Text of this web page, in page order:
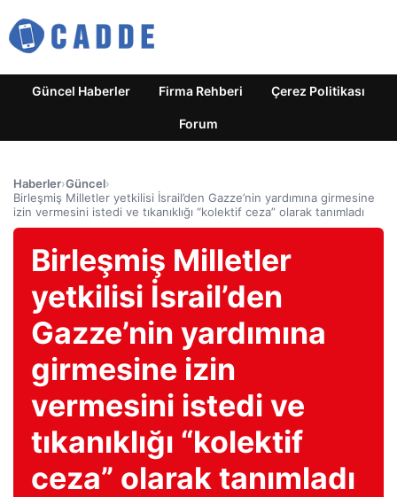
Güncel Haberler Firma Rehberi Çerez Politikası
Forum
Haberler›Güncel›
Birleşmiş Milletler yetkilisi İsrail’den Gazze’nin yardımına girmesine
izin vermesini istedi ve tıkanıklığı “kolektif ceza” olarak tanımladı
Birleşmiş Milletler
yetkilisi İsrail’den
Gazze’nin yardımına
girmesine izin
vermesini istedi ve
tıkanıklığı “kolektif
ceza” olarak tanımladı